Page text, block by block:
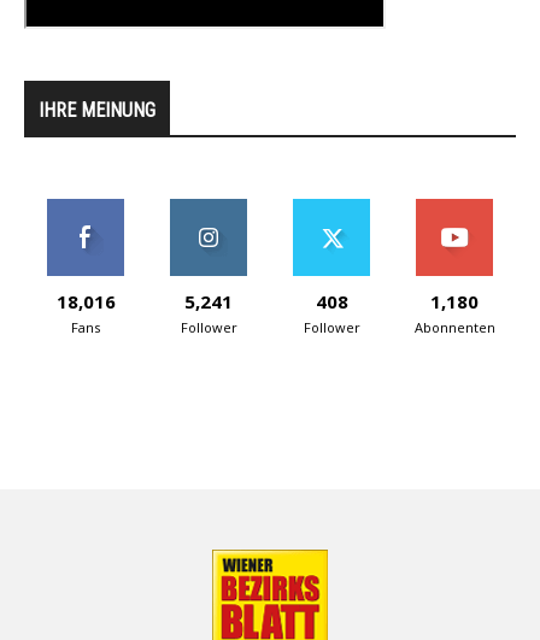
IHRE MEINUNG
18,016
Fans
5,241
Follower
408
Follower
1,180
Abonnenten